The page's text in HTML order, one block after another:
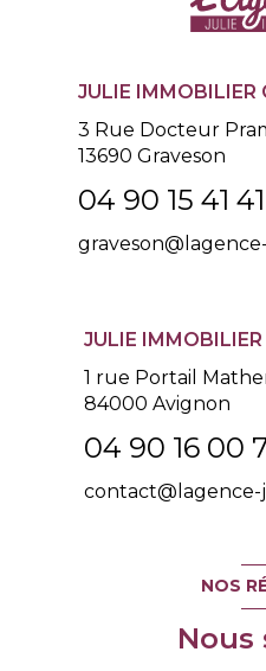
JULIE IMMOBILIER
3 Rue Docteur
13690 Graveson
04 90 15 41 41
JULIE IMMOBILIER
1 rue Portail
84000 Avignon
04 90 16 00
NOS
Nous